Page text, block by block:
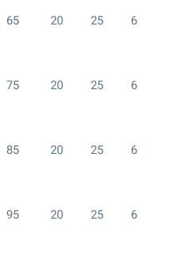
65 20 25 6
75 20 25 6
85 20 25 6
95 20 25 6